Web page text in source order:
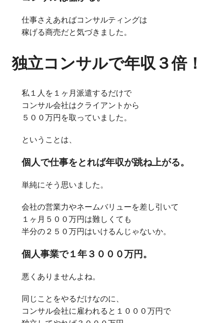
仕事さえあればコンサルティングは
稼げる商売だと気づきました。
独立コンサルで年収３倍！
私１人を１ヶ月派遣するだけで
コンサル会社はクライアントから
５００万円を取っていました。
ということは、
個人で仕事をとれば年収が跳ね上がる。
単純にそう思いました。
会社の営業力やネームバリューを差し引いて
１ヶ月５００万円は難しくても
半分の２５０万円はいけるんじゃないか。
個人事業で１年３０００万円。
悪くありませんよね。
同じことをやるだけなのに、
コンサル会社に雇われると１０００万円で